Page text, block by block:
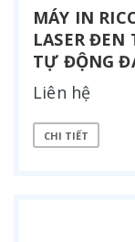
MÁY IN
LASER ĐEN
TỰ ĐỘNG
Liên hệ
CHI TIẾT